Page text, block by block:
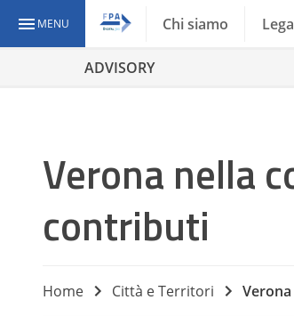
MENU Chi siamo
ADVISORY
Verona nella
contributi
Home Città e Territori